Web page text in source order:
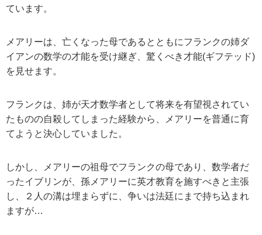
ています。
メアリーは、亡くなった母であるとともにフランクの姉ダ
イアンの数学の才能を受け継ぎ、驚くべき才能(ギフテッド)
を見せます。
フランクは、姉が天才数学者として将来を有望視されてい
たものの自殺してしまった経験から、メアリーを普通に育
てようと決心していました。
しかし、メアリーの祖母でフランクの母であり、数学者だ
ったイブリンが、孫メアリーに英才教育を施すべきと主張
し、２人の溝は埋まらずに、争いは法廷にまで持ち込まれ
ますが…